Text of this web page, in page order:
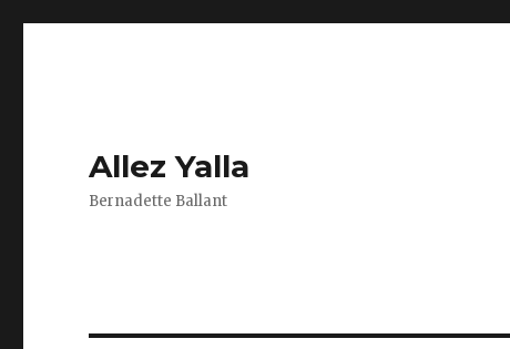
Allez Yalla
Bernadette Ballant